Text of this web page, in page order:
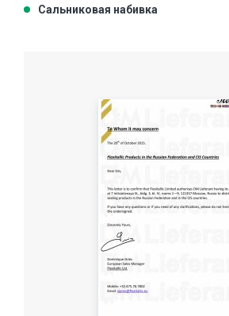
Сальниковая набивка